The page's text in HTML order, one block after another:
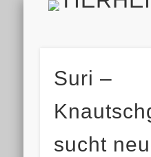
ALLE
IMPRESSUM
Suri –
sucht